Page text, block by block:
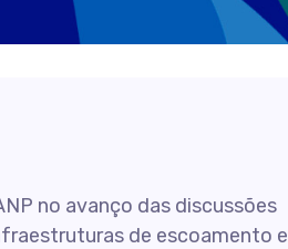
no avanço das discussões
de escoamento e